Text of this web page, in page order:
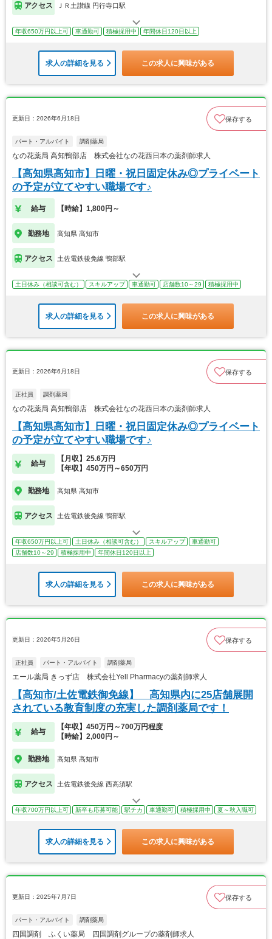
アクセス ＪＲ土讃線 円行寺口駅
年収650万円以上可 車通勤可 積極採用中 年間休日120日以上
求人の詳細を見る この求人に興味がある
更新日：2026年6月18日 保存する
パート・アルバイト 調剤薬局
なの花薬局 高知鴨部店 株式会社なの花西日本の薬剤師求人
【高知県高知市】日曜・祝日固定休み◎プライベート
の予定が立てやすい職場です♪
給与 【時給】1,800円～
勤務地 高知県 高知市
アクセス 土佐電鉄後免線 鴨部駅
土日休み（相談可含む） スキルアップ 車通勤可 店舗数10～29 積極採用中
求人の詳細を見る この求人に興味がある
更新日：2026年6月18日 保存する
正社員 調剤薬局
なの花薬局 高知鴨部店 株式会社なの花西日本の薬剤師求人
【高知県高知市】日曜・祝日固定休み◎プライベート
の予定が立てやすい職場です♪
給与
【月収】25.6万円
【年収】450万円～650万円
勤務地 高知県 高知市
アクセス 土佐電鉄後免線 鴨部駅
年収650万円以上可 土日休み（相談可含む） スキルアップ
車通勤可
店舗数10～29
積極採用中 年間休日120日以上
求人の詳細を見る この求人に興味がある
更新日：2026年5月26日 保存する
正社員 パート・アルバイト 調剤薬局
エール薬局 きっず店 株式会社Yell Pharmacyの薬剤師求人
【高知市/土佐電鉄御免線】 高知県内に25店舗展開
されている教育制度の充実した調剤薬局です！
給与
【年収】450万円～700万円程度
【時給】2,000円～
勤務地 高知県 高知市
アクセス 土佐電鉄後免線 西高須駅
年収700万円以上可 新卒も応募可能 駅チカ 車通勤可 積極採用中 夏～秋入職可
求人の詳細を見る この求人に興味がある
更新日：2025年7月7日 保存する
パート・アルバイト 調剤薬局
四国調剤 ふくい薬局 四国調剤グループの薬剤師求人